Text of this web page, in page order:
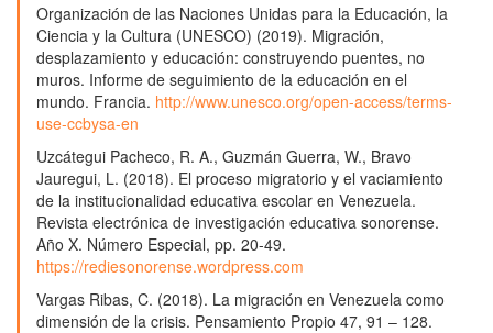
Organización de las Naciones Unidas para la Educación, la
Ciencia y la Cultura (UNESCO) (2019). Migración,
desplazamiento y educación: construyendo puentes, no
muros. Informe de seguimiento de la educación en el
mundo. Francia. http://www.unesco.org/open-access/terms-
use-ccbysa-en
Uzcátegui Pacheco, R. A., Guzmán Guerra, W., Bravo
Jauregui, L. (2018). El proceso migratorio y el vaciamiento
de la institucionalidad educativa escolar en Venezuela.
Revista electrónica de investigación educativa sonorense.
Año X. Número Especial, pp. 20-49.
https://rediesonorense.wordpress.com
Vargas Ribas, C. (2018). La migración en Venezuela como
dimensión de la crisis. Pensamiento Propio 47, 91 – 128.